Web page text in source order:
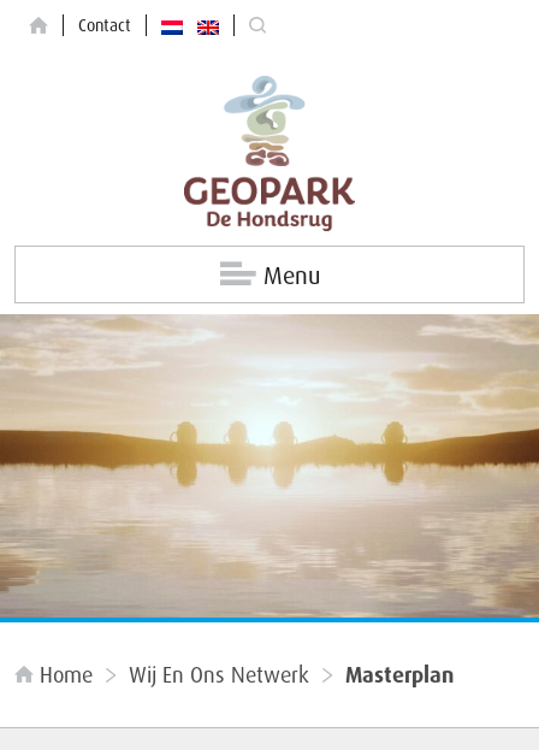
Contact
Menu
Home Wij En Ons Netwerk Masterplan